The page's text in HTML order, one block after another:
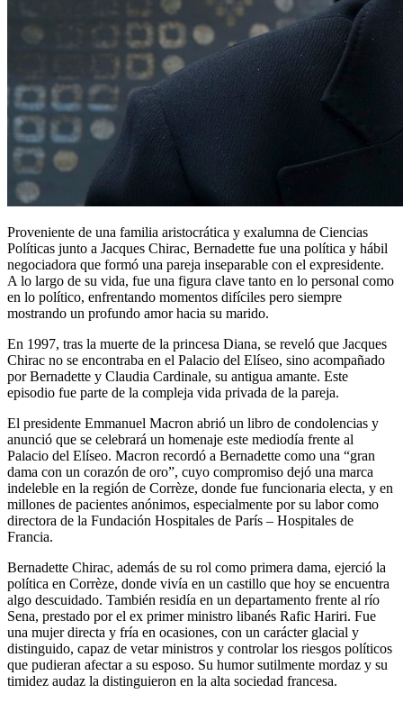
Proveniente de una familia aristocrática y exalumna de Ciencias
Políticas junto a Jacques Chirac, Bernadette fue una política y hábil
negociadora que formó una pareja inseparable con el expresidente.
A lo largo de su vida, fue una figura clave tanto en lo personal como
en lo político, enfrentando momentos difíciles pero siempre
mostrando un profundo amor hacia su marido.
En 1997, tras la muerte de la princesa Diana, se reveló que Jacques
Chirac no se encontraba en el Palacio del Elíseo, sino acompañado
por Bernadette y Claudia Cardinale, su antigua amante. Este
episodio fue parte de la compleja vida privada de la pareja.
El presidente Emmanuel Macron abrió un libro de condolencias y
anunció que se celebrará un homenaje este mediodía frente al
Palacio del Elíseo. Macron recordó a Bernadette como una “gran
dama con un corazón de oro”, cuyo compromiso dejó una marca
indeleble en la región de Corrèze, donde fue funcionaria electa, y en
millones de pacientes anónimos, especialmente por su labor como
directora de la Fundación Hospitales de París – Hospitales de
Francia.
Bernadette Chirac, además de su rol como primera dama, ejerció la
política en Corrèze, donde vivía en un castillo que hoy se encuentra
algo descuidado. También residía en un departamento frente al río
Sena, prestado por el ex primer ministro libanés Rafic Hariri. Fue
una mujer directa y fría en ocasiones, con un carácter glacial y
distinguido, capaz de vetar ministros y controlar los riesgos políticos
que pudieran afectar a su esposo. Su humor sutilmente mordaz y su
timidez audaz la distinguieron en la alta sociedad francesa.